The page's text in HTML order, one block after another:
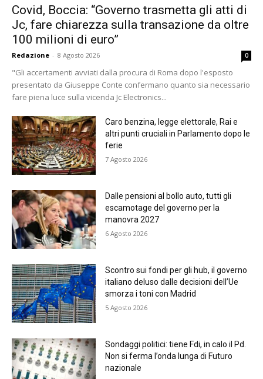
Covid, Boccia: “Governo trasmetta gli atti di
Jc, fare chiarezza sulla transazione da oltre
100 milioni di euro”
Redazione - 8 Agosto 2026 0
"Gli accertamenti avviati dalla procura di Roma dopo l'esposto
presentato da Giuseppe Conte confermano quanto sia necessario
fare piena luce sulla vicenda Jc Electronics...
Caro benzina, legge elettorale, Rai e
altri punti cruciali in Parlamento dopo le
ferie
7 Agosto 2026
Dalle pensioni al bollo auto, tutti gli
escamotage del governo per la
manovra 2027
6 Agosto 2026
Scontro sui fondi per gli hub, il governo
italiano deluso dalle decisioni dell’Ue
smorza i toni con Madrid
5 Agosto 2026
Sondaggi politici: tiene Fdi, in calo il Pd.
Non si ferma l’onda lunga di Futuro
nazionale